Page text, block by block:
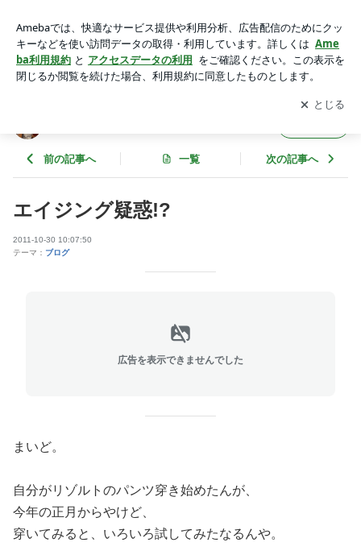
アプリをダウンロードして ブログの更新通知
を受け取りまし
ょう。
開く
前の記事へ 一覧 次の記事へ
エイジング疑惑!?
2011-10-30 10:07:50
テーマ： ブログ
広告を表示できませんでした
まいど。
自分がリゾルトのパンツ穿き始めたんが、
今年の正月からやけど、
穿いてみると、いろいろ試してみたなるんや。